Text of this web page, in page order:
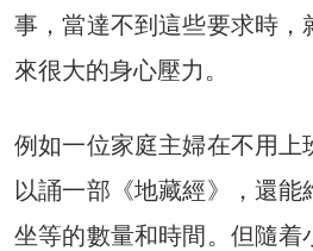
事，當達不到這些要求時，
來很大的身心壓力。
例如一位家庭主婦在不用上
以誦一部《地藏經》，還
坐等的數量和時間。但隨着